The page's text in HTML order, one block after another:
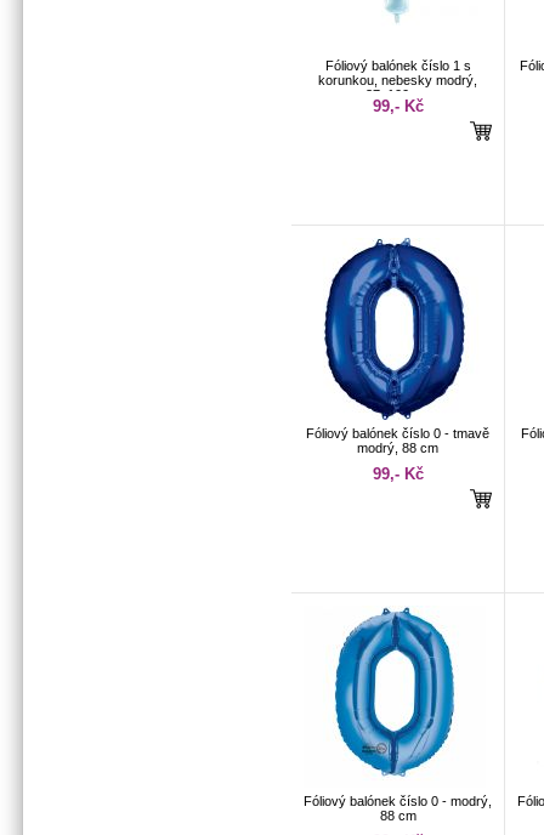
Fóliový balónek číslo 1 s
korunkou, nebesky modrý,
37x100 cm
99,- Kč
Fóliový balónek číslo 0 - tmavě
modrý, 88 cm
99,- Kč
Fóliový balónek číslo 0 - modrý,
88 cm